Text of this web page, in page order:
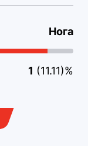
Нога
1 (11.11)%